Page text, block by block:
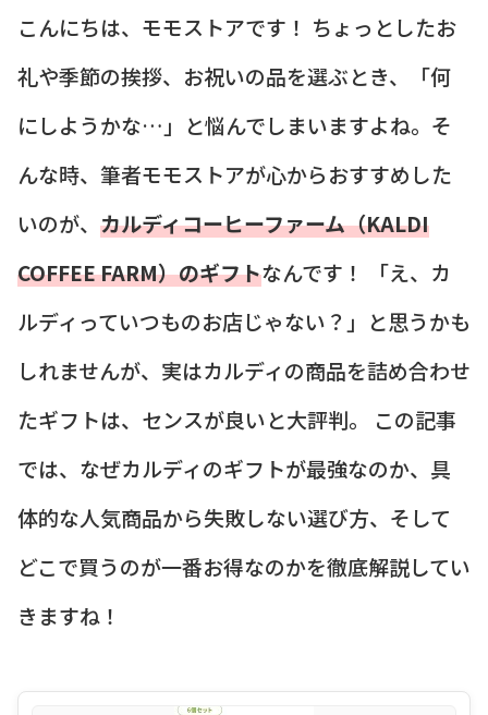
こんにちは、モモストアです！ ちょっとしたお
礼や季節の挨拶、お祝いの品を選ぶとき、「何
にしようかな…」と悩んでしまいますよね。そ
んな時、筆者モモストアが心からおすすめした
いのが、 カルディコーヒーファーム（KALDI
COFFEE FARM）のギフトなんです！ 「え、カ
ルディっていつものお店じゃない？」と思うかも
しれませんが、実はカルディの商品を詰め合わせ
たギフトは、センスが良いと大評判。 この記事
では、なぜカルディのギフトが最強なのか、具
体的な人気商品から失敗しない選び方、そして
どこで買うのが一番お得なのかを徹底解説してい
きますね！